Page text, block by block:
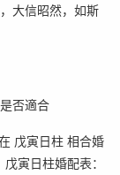
大信昭然，如斯
否適合
戊寅日柱 相合婚
寅日柱婚配表：